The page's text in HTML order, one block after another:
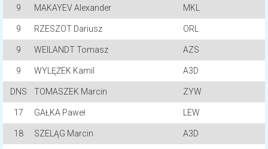
9 MAKAYEV Alexander MKL
9 RZESZOT Dariusz ORL
9 WEILANDT Tomasz AZS
9 WYLĘŻEK Kamil A3D
DNS TOMASZEK Marcin ZYW
17 GAŁKA Paweł LEW
18 SZELĄG Marcin A3D